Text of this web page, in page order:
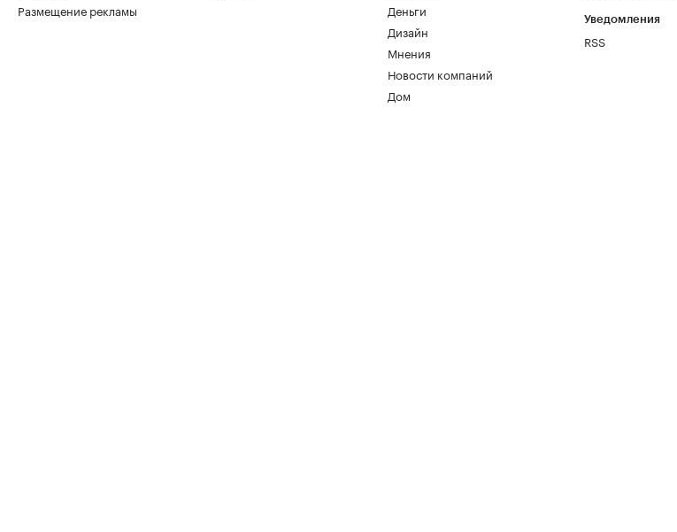
Размещение рекламы
Деньги
Дизайн
Мнения
Новости компаний
Дом
Уведомления
RSS